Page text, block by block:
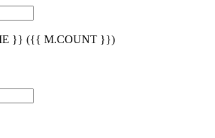
}} ({{ M.COUNT }})